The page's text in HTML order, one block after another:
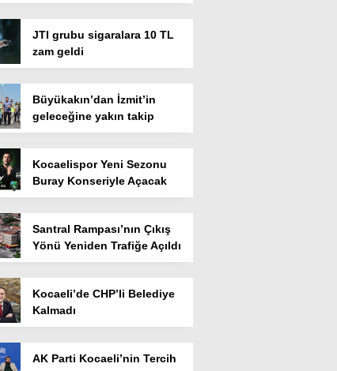
JTI grubu sigaralara 10 TL
zam geldi
Büyükakın’dan İzmit’in
geleceğine yakın takip
Kocaelispor Yeni Sezonu
Buray Konseriyle Açacak
Santral Rampası’nın Çıkış
Yönü Yeniden Trafiğe Açıldı
Kocaeli’de CHP’li Belediye
Kalmadı
AK Parti Kocaeli’nin Tercih